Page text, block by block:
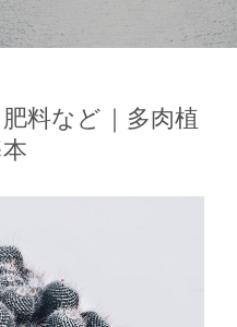
料など｜多肉植